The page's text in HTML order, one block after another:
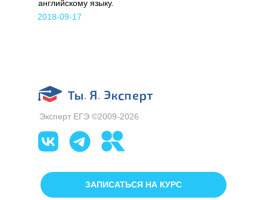
2018-09-17
английскому языку.
Эксперт ЕГЭ ©2009-2026
ЗАПИСАТЬСЯ НА КУРС